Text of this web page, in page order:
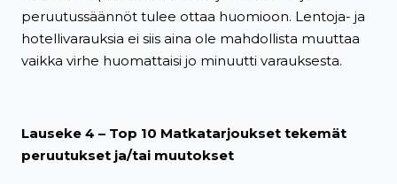
peruutussäännöt tulee ottaa huomioon. Lentoja- ja
hotellivarauksia ei siis aina ole mahdollista muuttaa
vaikka virhe huomattaisi jo minuutti varauksesta.
Lauseke 4 – Top 10 Matkatarjoukset tekemät
peruutukset ja/tai muutokset